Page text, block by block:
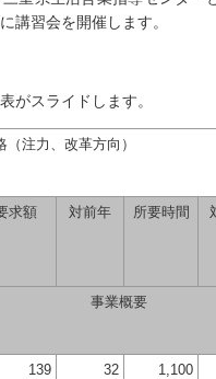
講習会を開催します。
がスライドします。
注力、改革方向）
求額 対前年 所要時間
事業概要
139 32 1,100